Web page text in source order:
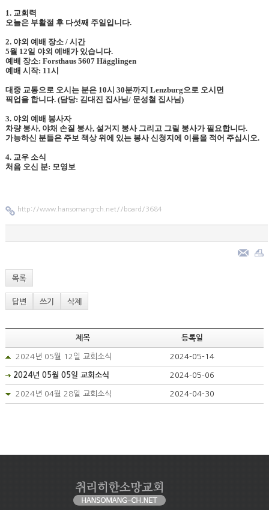
1. 교회력
오늘은 부활절 후 다섯째 주일입니다.
2. 야외 예배 장소 / 시간
5월 12일 야외 예배가 있습니다.
예배 장소: Forsthaus 5607 Hägglingen
예배 시작: 11시
대중 교통으로 오시는 분은 10시 30분까지 Lenzburg으로 오시면
픽업을 합니다. (담당: 김대진 집사님/ 문성철 집사님)
3. 야외 예배 봉사자
차량 봉사, 야채 손질 봉사, 설거지 봉사 그리고 그릴 봉사가 필요합니다.
가능하신 분들은 주보 책상 위에 있는 봉사 신청지에 이름을 적어 주십시오.
4. 교우 소식
처음 오신 분: 모영보
http://www.hansomang-ch.net//board/3684
목록
답변 쓰기 삭제
제목 등록일
2024년 05월 12일 교회소식 2024-05-14
2024년 05월 05일 교회소식 2024-05-06
2024년 04월 28일 교회소식 2024-04-30